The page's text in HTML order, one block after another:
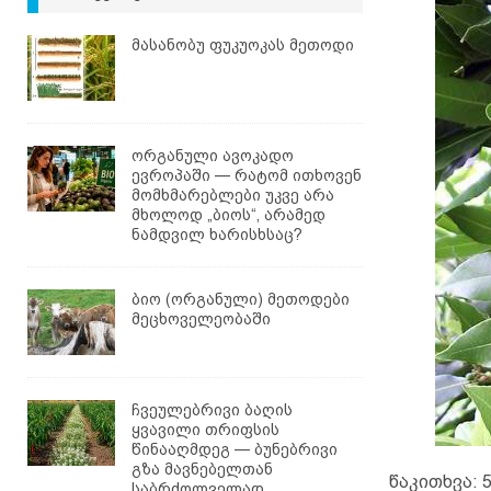
წაკითხვა:
მასანობუ ფუკუოკას მეთოდი
ორგანული ავოკადო
ევროპაში — რატომ ითხოვენ
მომხმარებლები უკვე არა
მხოლოდ „ბიოს“, არამედ
ნამდვილ ხარისხსაც?
ბიო (ორგანული) მეთოდები
მეცხოველეობაში
ჩვეულებრივი ბაღის
ყვავილი თრიფსის
წინააღმდეგ — ბუნებრივი
გზა მავნებელთან